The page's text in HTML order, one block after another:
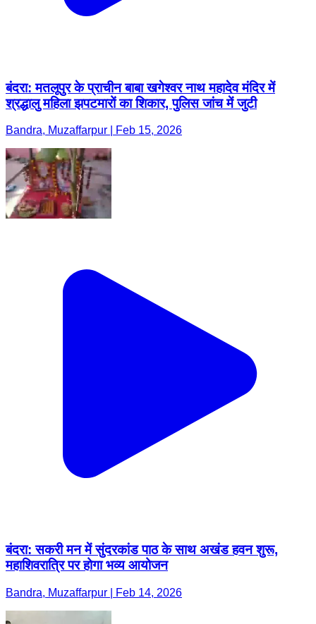
बंदरा: मतलूपुर के प्राचीन बाबा खगेश्वर नाथ महादेव मंदिर में
श्रद्धालु महिला झपटमारों का शिकार, पुलिस जांच में जुटी
Bandra, Muzaffarpur | Feb 15, 2026
बंदरा: सकरी मन में सुंदरकांड पाठ के साथ अखंड हवन शुरू,
महाशिवरात्रि पर होगा भव्य आयोजन
Bandra, Muzaffarpur | Feb 14, 2026